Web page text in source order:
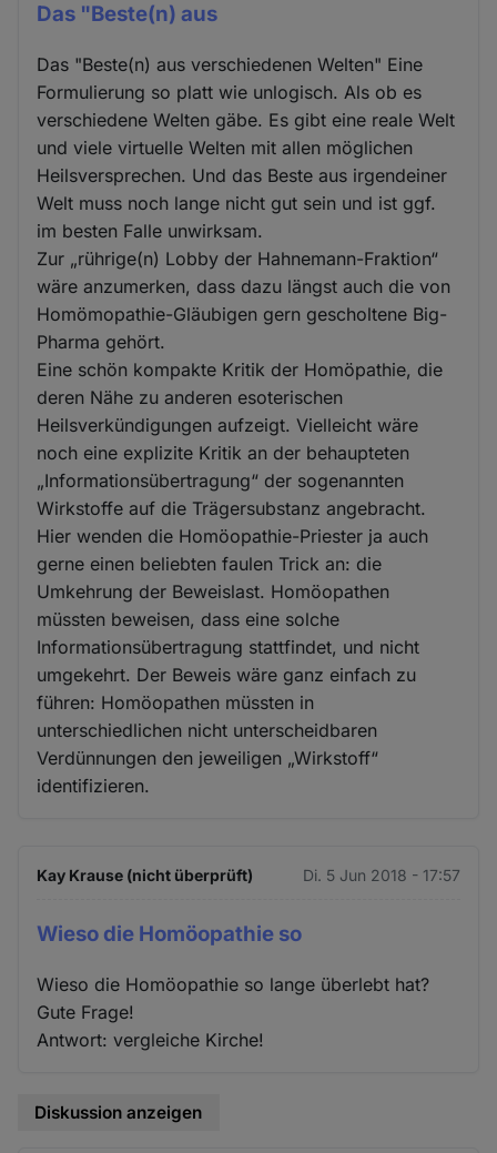
Das "Beste(n) aus
Das "Beste(n) aus verschiedenen Welten" Eine
Formulierung so platt wie unlogisch. Als ob es
verschiedene Welten gäbe. Es gibt eine reale Welt
und viele virtuelle Welten mit allen möglichen
Heilsversprechen. Und das Beste aus irgendeiner
Welt muss noch lange nicht gut sein und ist ggf.
im besten Falle unwirksam.
Zur „rührige(n) Lobby der Hahnemann-Fraktion“
wäre anzumerken, dass dazu längst auch die von
Homömopathie-Gläubigen gern gescholtene Big-
Pharma gehört.
Eine schön kompakte Kritik der Homöpathie, die
deren Nähe zu anderen esoterischen
Heilsverkündigungen aufzeigt. Vielleicht wäre
noch eine explizite Kritik an der behaupteten
„Informationsübertragung“ der sogenannten
Wirkstoffe auf die Trägersubstanz angebracht.
Hier wenden die Homöopathie-Priester ja auch
gerne einen beliebten faulen Trick an: die
Umkehrung der Beweislast. Homöopathen
müssten beweisen, dass eine solche
Informationsübertragung stattfindet, und nicht
umgekehrt. Der Beweis wäre ganz einfach zu
führen: Homöopathen müssten in
unterschiedlichen nicht unterscheidbaren
Verdünnungen den jeweiligen „Wirkstoff“
identifizieren.
Kay Krause (nicht überprüft) Di. 5 Jun 2018 - 17:57
Wieso die Homöopathie so
Wieso die Homöopathie so lange überlebt hat?
Gute Frage!
Antwort: vergleiche Kirche!
Diskussion anzeigen